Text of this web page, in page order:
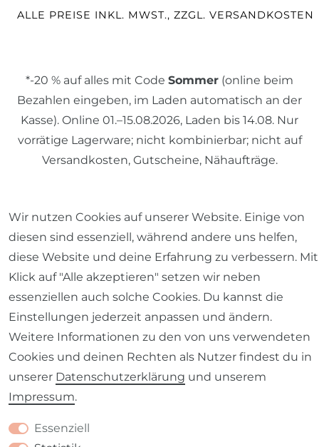
ALLE PREISE INKL. MWST., ZZGL. VERSANDKOSTEN
*-20 % auf alles mit Code Sommer (online beim
Bezahlen eingeben, im Laden automatisch an der
Kasse). Online 01.–15.08.2026, Laden bis 14.08. Nur
vorrätige Lagerware; nicht kombinierbar; nicht auf
Versandkosten, Gutscheine, Nähaufträge.
© 2026 SCHÖNER LEBEN.
Impressum Daten­schutz­erklärung AGB
Barrierefreiheitserklärung
Wir nutzen Cookies auf unserer Website. Einige von
diesen sind essenziell, während andere uns helfen,
diese Website und deine Erfahrung zu verbessern. Mit
Klick auf "Alle akzeptieren" setzen wir neben
essenziellen auch solche Cookies. Du kannst die
Einstellungen jederzeit anpassen und ändern.
Weitere Informationen zu den von uns verwendeten
Cookies und deinen Rechten als Nutzer findest du in
unserer Daten­schutz­erklärung und unserem
Impressum.
Essenziell